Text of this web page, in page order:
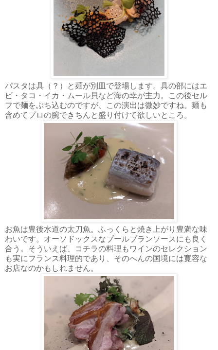
パスタは具（？）と麺が別皿で登場します。具の部にはエ
ビ・タコ・イカ・ムール貝など海の幸が主力。この後セル
フで麺をぶち込むのですが、この演出は微妙ですね。麺も
含めてプロの腕できちんと盛り付けて欲しいところ。
お魚は豊後水道の太刀魚。ふっくらと焼き上がり豊満な味
わいです。オーソドックスなブールブランソースにも良く
合う。そういえば、コチラの料理もワインのセレクション
も実にフランス料理的であり、そのへんの国境には寛容な
お店なのかもしれません。